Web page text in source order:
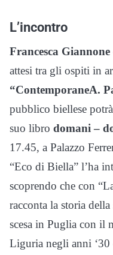
L’incontro
Francesca Giannone
attesi tra gli ospiti in
“ContemporaneA.
pubblico biellese
suo libro domani –
17.45, a Palazzo
“Eco di Biella” l’ha
scoprendo che con
racconta la storia
scesa in Puglia con il
Liguria negli anni ‘30